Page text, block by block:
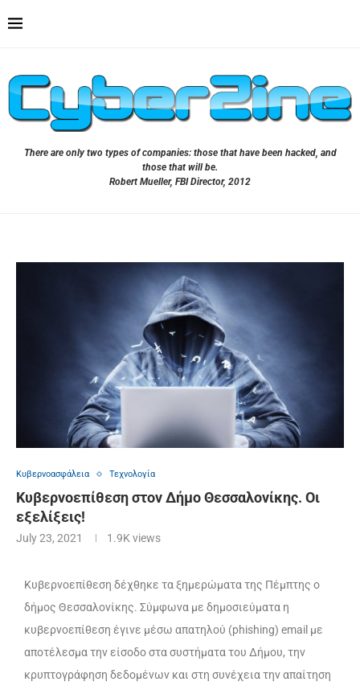
There are only two types of companies: those that have been hacked, and
those that will be.
Robert Mueller, FBI Director, 2012
Κυβερνοασφάλεια Τεχνολογία
Κυβερνοεπίθεση στον Δήμο Θεσσαλονίκης. Οι
εξελίξεις!
July 23, 2021 1.9Kviews
Κυβερνοεπίθεση δέχθηκε τα ξημερώματα της Πέμπτης ο
δήμος Θεσσαλονίκης. Σύμφωνα με δημοσιεύματα η
κυβερνοεπίθεση έγινε μέσω απατηλού (phishing) email με
αποτέλεσμα την είσοδο στα συστήματα του Δήμου, την
κρυπτογράφηση δεδομένων και στη συνέχεια την απαίτηση